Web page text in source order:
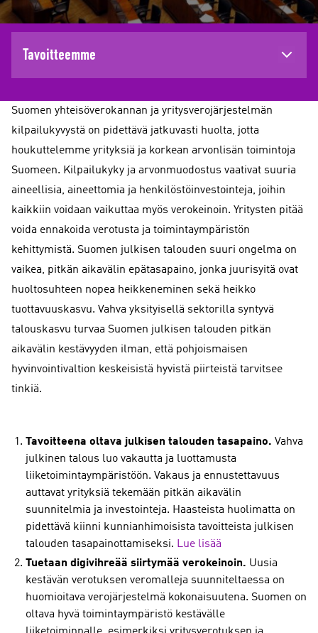
Tavoitteemme
Suomen yhteisöverokannan ja yritysverojärjestelmän
kilpailukyvystä on pidettävä jatkuvasti huolta, jotta
houkuttelemme yrityksiä ja korkean arvonlisän toimintoja
Suomeen. Kilpailukyky ja arvonmuodostus vaativat suuria
aineellisia, aineettomia ja henkilöstöinvestointeja, joihin
kaikkiin voidaan vaikuttaa myös verokeinoin. Yritysten pitää
voida ennakoida verotusta ja toimintaympäristön
kehittymistä. Suomen julkisen talouden suuri ongelma on
vaikea, pitkän aikavälin epätasapaino, jonka juurisyitä ovat
huoltosuhteen nopea heikkeneminen sekä heikko
tuottavuuskasvu. Vahva yksityisellä sektorilla syntyvä
talouskasvu turvaa Suomen julkisen talouden pitkän
aikavälin kestävyyden ilman, että pohjoismaisen
hyvinvointivaltion keskeisistä hyvistä piirteistä tarvitsee
tinkiä.
Tavoitteena oltava julkisen talouden tasapaino. Vahva
julkinen talous luo vakautta ja luottamusta
liiketoimintaympäristöön. Vakaus ja ennustettavuus
auttavat yrityksiä tekemään pitkän aikavälin
suunnitelmia ja investointeja. Haasteista huolimatta on
pidettävä kiinni kunnianhimoisista tavoitteista julkisen
talouden tasapainottamiseksi. Lue lisää
Tuetaan digivihreää siirtymää verokeinoin. Uusia
kestävän verotuksen veromalleja suunniteltaessa on
huomioitava verojärjestelmä kokonaisuutena. Suomen on
oltava hyvä toimintaympäristö kestävälle